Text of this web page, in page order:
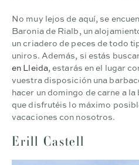
No muy lejos de aquí, se
Baronia de Rialb, un
un criadero de peces de todo
uniros. Además, si estás
en Lleida, estarás en el lugar
vuestra disposición una
hacer un domingo de carne a
que disfrutéis lo máximo
vacaciones con nosotros.
Erill Castell